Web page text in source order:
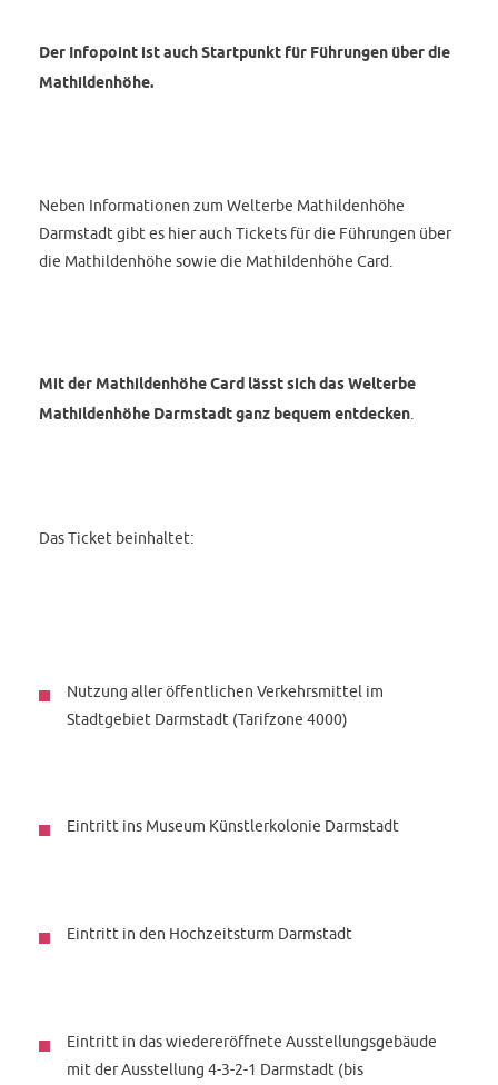
Der Infopoint ist auch Startpunkt für Führungen über die
Mathildenhöhe.
Neben Informationen zum Welterbe Mathildenhöhe
Darmstadt gibt es hier auch Tickets für die Führungen über
die Mathildenhöhe sowie die Mathildenhöhe Card.
Mit der Mathildenhöhe Card lässt sich das Welterbe
Mathildenhöhe Darmstadt ganz bequem entdecken
Das Ticket beinhaltet:
Nutzung aller öffentlichen Verkehrsmittel im
Stadtgebiet Darmstadt (Tarifzone 4000)
Eintritt ins Museum Künstlerkolonie Darmstadt
Eintritt in den Hochzeitsturm Darmstadt
Eintritt in das wiedereröffnete Ausstellungsgebäude
mit der Ausstellung 4-3-2-1 Darmstadt (bis